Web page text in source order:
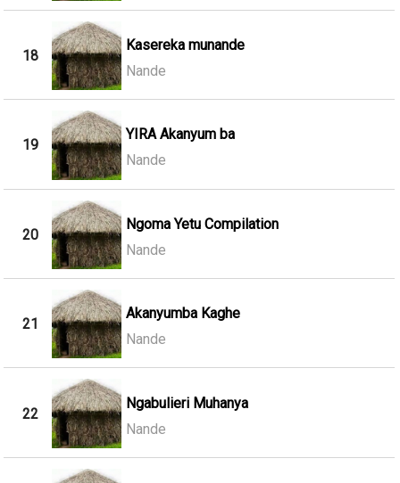
18
Kasereka munande
Nande
19
YIRA Akanyum ba
Nande
20
Ngoma Yetu Compilation
Nande
21
Akanyumba Kaghe
Nande
22
Ngabulieri Muhanya
Nande